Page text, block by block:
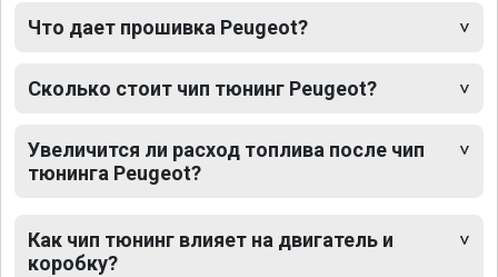
Что дает прошивка Peugeot?
Сколько стоит чип тюнинг Peugeot?
Увеличится ли расход топлива после чип
тюнинга Peugeot?
Как чип тюнинг влияет на двигатель и
коробку?